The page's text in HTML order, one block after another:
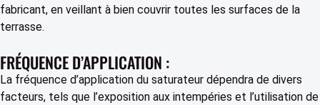
fabricant, en veillant à bien couvrir toutes les surfaces de la
terrasse.
FRÉQUENCE D’APPLICATION :
La fréquence d’application du saturateur dépendra de divers
facteurs, tels que l’exposition aux intempéries et l’utilisation de